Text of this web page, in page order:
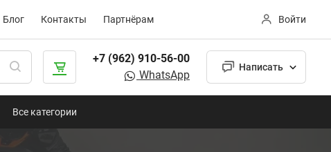
Блог Контакты Партнёрам Войти
+7 (962) 910-56-00
WhatsApp
Написать
Все категории